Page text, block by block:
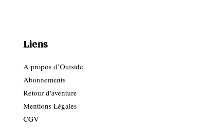
Liens
A propos d’Outside
Abonnements
Retour d'aventure
Mentions Légales
CGV